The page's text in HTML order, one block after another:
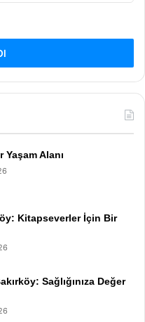
Yaşam Alanı
Kitapseverler İçin Bir
Sağlığınıza Değer